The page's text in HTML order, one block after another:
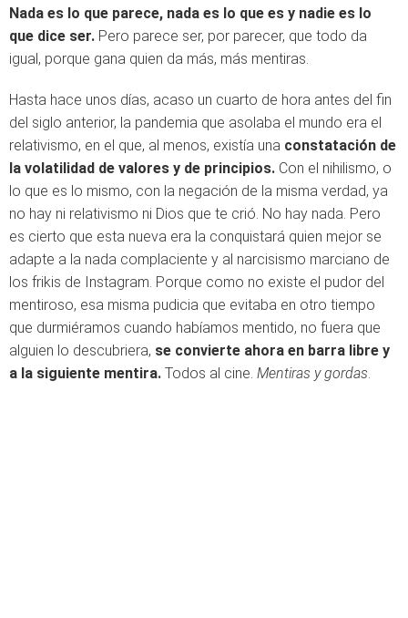
Nada es lo que parece, nada es lo que es y nadie es lo
que dice ser. Pero parece ser, por parecer, que todo da
igual, porque gana quien da más, más mentiras.
Hasta hace unos días, acaso un cuarto de hora antes del fin
del siglo anterior, la pandemia que asolaba el mundo era el
relativismo, en el que, al menos, existía una constatación de
la volatilidad de valores y de principios. Con el nihilismo, o
lo que es lo mismo, con la negación de la misma verdad, ya
no hay ni relativismo ni Dios que te crió. No hay nada. Pero
es cierto que esta nueva era la conquistará quien mejor se
adapte a la nada complaciente y al narcisismo marciano de
los frikis de Instagram. Porque como no existe el pudor del
mentiroso, esa misma pudicia que evitaba en otro tiempo
que durmiéramos cuando habíamos mentido, no fuera que
alguien lo descubriera, se convierte ahora en barra libre y
a la siguiente mentira. Todos al cine. Mentiras y gordas.